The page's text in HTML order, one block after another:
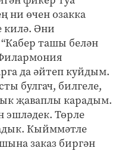
ни өчен озакка
килә. Әни
ташы белән
да әйтеп куйдым.
булгач, билгеле,
җаваплы карадым.
эшләдек. Төрле
Кыйммәтле
заказ биргән